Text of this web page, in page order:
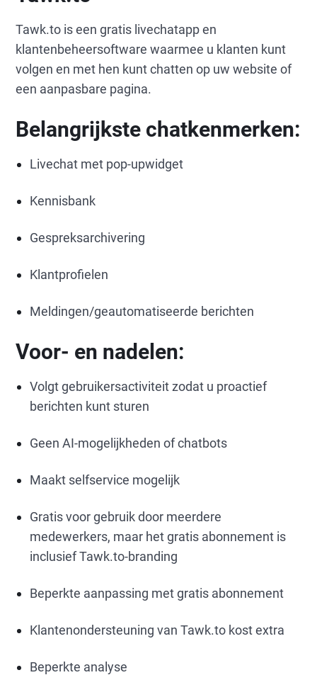
Tawk.to is een gratis livechatapp en
klantenbeheersoftware waarmee u klanten kunt
volgen en met hen kunt chatten op uw website of
een aanpasbare pagina.
Belangrijkste chatkenmerken:
Livechat met pop-upwidget
Kennisbank
Gespreksarchivering
Klantprofielen
Meldingen/geautomatiseerde berichten
Voor- en nadelen:
Volgt gebruikersactiviteit zodat u proactief
berichten kunt sturen
Geen AI-mogelijkheden of chatbots
Maakt selfservice mogelijk
Gratis voor gebruik door meerdere
medewerkers, maar het gratis abonnement is
inclusief Tawk.to-branding
Beperkte aanpassing met gratis abonnement
Klantenondersteuning van Tawk.to kost extra
Beperkte analyse